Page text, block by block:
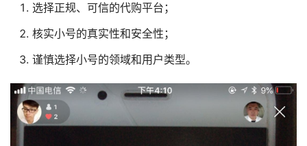
选择正规、可信的代购平台；
核实小号的真实性和安全性；
谨慎选择小号的领域和用户类型。